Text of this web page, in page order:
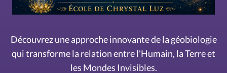
Découvrez une approche innovante de la géobiologie
qui transforme la relation entre l'Humain, la Terre et
les Mondes Invisibles.